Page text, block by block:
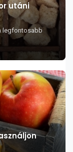
utáni
legfontosabb